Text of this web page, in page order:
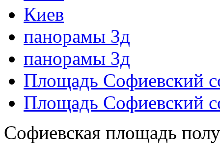
Киев
панорамы 3д
панорамы 3д
Площадь Софиевский
Площадь Софиевский
Софиевская площадь